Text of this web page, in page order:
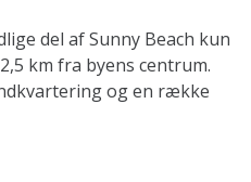
del af Sunny Beach kun
km fra byens centrum.
og en række